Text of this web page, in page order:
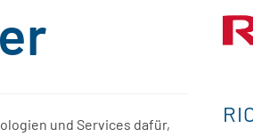
und Services dafür,